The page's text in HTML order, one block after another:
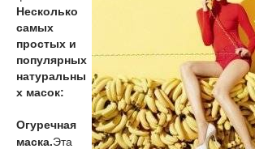
Несколько
самых
простых и
популярных
натуральны
х масок:
Огуречная
маска.Эта